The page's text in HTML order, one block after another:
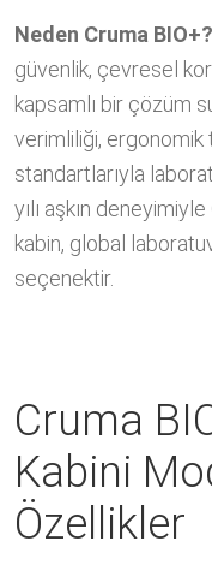
Neden Cruma BIO+?
güvenlik, çevresel
kapsamlı bir çözüm
verimliliği, ergonomik
standartlarıyla
yılı aşkın
kabin, global
seçenektir.
Cruma
Kabini
Özellikler